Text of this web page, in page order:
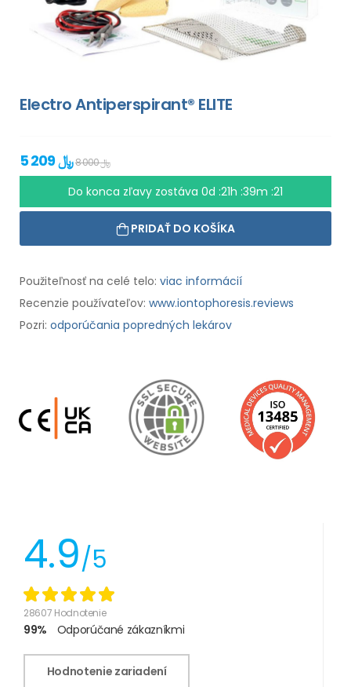
Electro Antiperspirant® ELITE
5 209 ﷼ 8 000 ﷼
Do konca zľavy zostáva 0d :21h :39m :20
PRIDAŤ DO KOŠÍKA
Použiteľnosť na celé telo: viac informácií
Recenzie používateľov: www.iontophoresis.reviews
Pozri: odporúčania popredných lekárov
4.9/5
28607 Hodnotenie
99% Odporúčané zákazníkmi
Hodnotenie zariadení